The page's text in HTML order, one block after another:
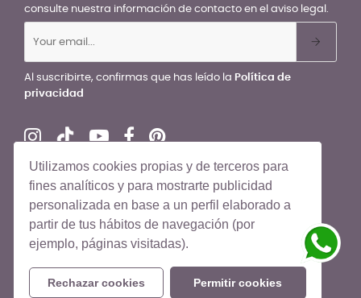
Utilizamos cookies propias y de terceros para
fines analíticos y para mostrarte publicidad
personalizada en base a un perfil elaborado a
partir de tus hábitos de navegación (por
ejemplo, páginas visitadas).
Rechazar cookies Permitir cookies
consulte nuestra información de contacto en el aviso legal.
Al suscribirte, confirmas que has leído la Política de
privacidad
© El Recién Nacido 2026. Todos los derechos reservados